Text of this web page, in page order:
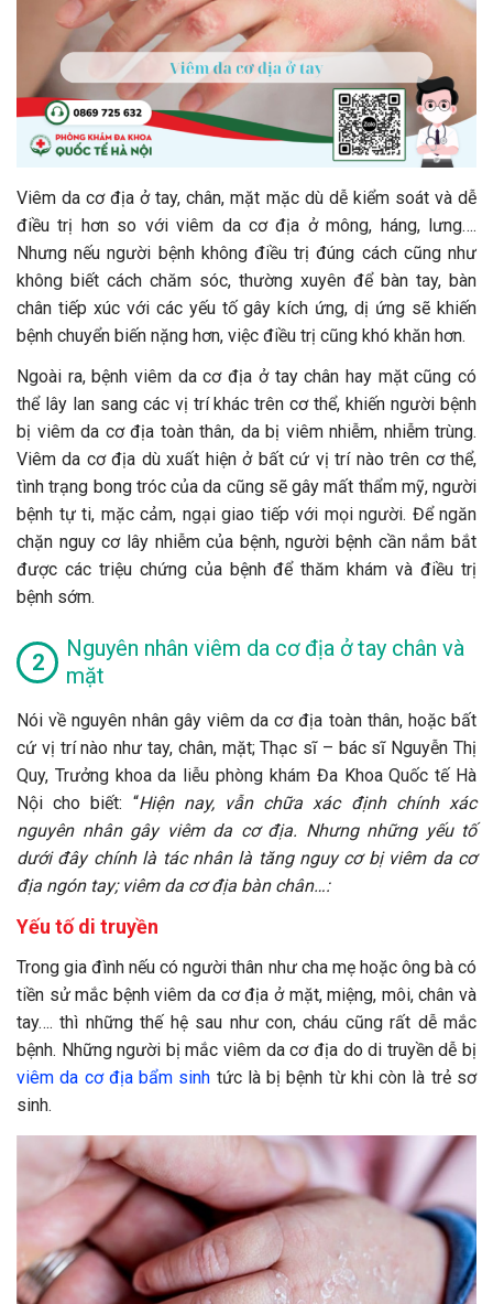
Viêm da cơ địa ở tay, chân, mặt mặc dù dễ kiểm soát và dễ
điều trị hơn so với viêm da cơ địa ở mông, háng, lưng….
Nhưng nếu người bệnh không điều trị đúng cách cũng như
không biết cách chăm sóc, thường xuyên để bàn tay, bàn
chân tiếp xúc với các yếu tố gây kích ứng, dị ứng sẽ khiến
bệnh chuyển biến nặng hơn, việc điều trị cũng khó khăn hơn.
Ngoài ra, bệnh viêm da cơ địa ở tay chân hay mặt cũng có
thể lây lan sang các vị trí khác trên cơ thể, khiến người bệnh
bị viêm da cơ địa toàn thân, da bị viêm nhiễm, nhiễm trùng.
Viêm da cơ địa dù xuất hiện ở bất cứ vị trí nào trên cơ thể,
tình trạng bong tróc của da cũng sẽ gây mất thẩm mỹ, người
bệnh tự ti, mặc cảm, ngại giao tiếp với mọi người. Để ngăn
chặn nguy cơ lây nhiễm của bệnh, người bệnh cần nắm bắt
được các triệu chứng của bệnh để thăm khám và điều trị
bệnh sớm.
Nguyên nhân viêm da cơ địa ở tay chân và
mặt
Nói về nguyên nhân gây viêm da cơ địa toàn thân, hoặc bất
cứ vị trí nào như tay, chân, mặt; Thạc sĩ – bác sĩ Nguyễn Thị
Quy, Trưởng khoa da liễu phòng khám Đa Khoa Quốc tế Hà
Nội cho biết: “Hiện nay, vẫn chữa xác định chính xác
nguyên nhân gây viêm da cơ địa. Nhưng những yếu tố
dưới đây chính là tác nhân là tăng nguy cơ bị viêm da cơ
địa ngón tay; viêm da cơ địa bàn chân…:
Yếu tố di truyền
Trong gia đình nếu có người thân như cha mẹ hoặc ông bà có
tiền sử mắc bệnh viêm da cơ địa ở mặt, miệng, môi, chân và
tay…. thì những thế hệ sau như con, cháu cũng rất dễ mắc
bệnh. Những người bị mắc viêm da cơ địa do di truyền dễ bị
viêm da cơ địa bẩm sinh tức là bị bệnh từ khi còn là trẻ sơ
sinh.